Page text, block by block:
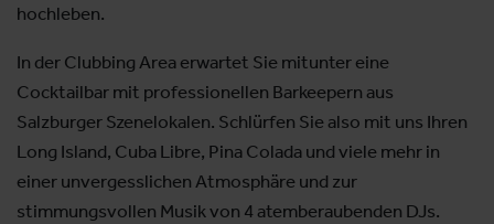
hochleben.
In der Clubbing Area erwartet Sie mitunter eine
Cocktailbar mit professionellen Barkeepern aus
Salzburger Szenelokalen. Schlürfen Sie also mit uns Ihren
Long Island, Cuba Libre, Pina Colada und viele mehr in
einer unvergesslichen Atmosphäre und zur
stimmungsvollen Musik von 4 atemberaubenden DJs.